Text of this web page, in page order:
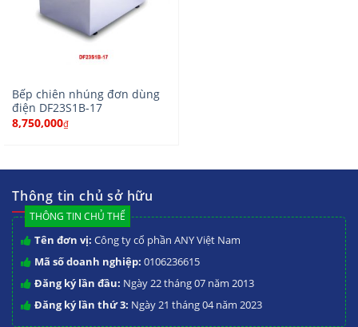
Bếp chiên nhúng đơn dùng
điện DF23S1B-17
8,750,000₫
Thông tin chủ sở hữu
THÔNG TIN CHỦ THỂ
Tên đơn vị: Công ty cổ phần ANY Việt Nam
Mã số doanh nghiệp: 0106236615
Đăng ký lần đầu: Ngày 22 tháng 07 năm 2013
Đăng ký lần thứ 3: Ngày 21 tháng 04 năm 2023